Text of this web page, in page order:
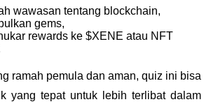
wawasan tentang blockchain,
gems,
rewards ke $XENE atau NFT
ramah pemula dan aman, quiz ini bisa
yang tepat untuk lebih terlibat dalam